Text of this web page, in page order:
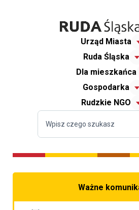
Urząd Miasta
Ruda Śląska
Dla mieszkańca
Gospodarka
Rudzkie NGO
Ważne